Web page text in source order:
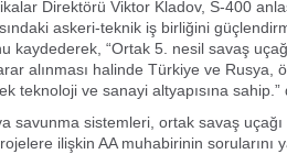
Direktörü Viktor Kladov, S-400
askeri-teknik iş birliğini
kaydederek, “Ortak 5. nesil savaş
alınması halinde Türkiye ve Rusya,
teknoloji ve sanayi altyapısına sahip.”
savunma sistemleri, ortak savaş
ilişkin AA muhabirinin sorularını